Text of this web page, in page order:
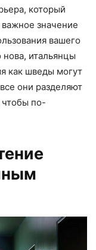
который
значение
вашего
итальянцы
как шведы могут
они разделяют
по-